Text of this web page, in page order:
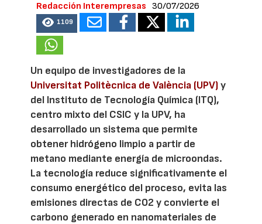
Redacción Interempresas 30/07/2026
1109
Un equipo de investigadores de la
Universitat Politècnica de València (UPV)y
del Instituto de Tecnología Química (ITQ),
centro mixto del CSIC y la UPV, ha
desarrollado un sistema que permite
obtener hidrógeno limpio a partir de
metano mediante energía de microondas.
La tecnología reduce significativamente el
consumo energético del proceso, evita las
emisiones directas de CO2 y convierte el
carbono generado en nanomateriales de